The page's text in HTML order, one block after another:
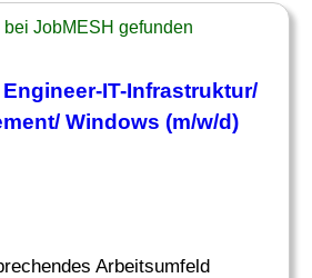
bei JobMESH gefunden
IT-Infrastruktur/
/ Windows (m/w/d)
Arbeitsumfeld